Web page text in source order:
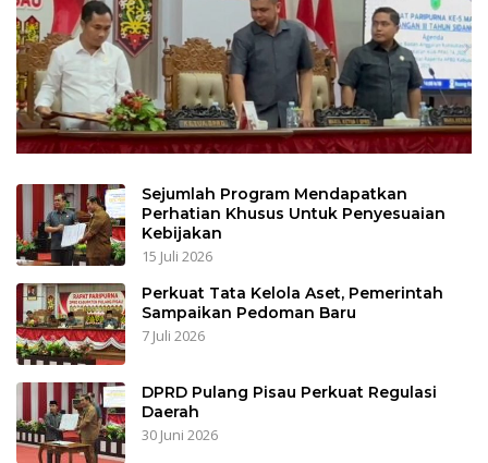
Sejumlah Program Mendapatkan
Perhatian Khusus Untuk Penyesuaian
Kebijakan
15 Juli 2026
Perkuat Tata Kelola Aset, Pemerintah
Sampaikan Pedoman Baru
7 Juli 2026
DPRD Pulang Pisau Perkuat Regulasi
Daerah
30 Juni 2026